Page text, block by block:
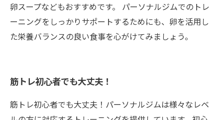
卵スープなどもおすすめです。 パーソナルジムでのトレ
ーニングをしっかりサポートするためにも、卵を活用し
た栄養バランスの良い食事を心がけてみましょう。
筋トレ初心者でも大丈夫！
筋トレ初心者でも大丈夫！パーソナルジムは様々なレベ